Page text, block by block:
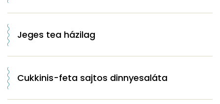
Jeges tea házilag
Cukkinis-feta sajtos dinnyesaláta